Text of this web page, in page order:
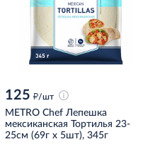
125 д/шт
METRO Chef Лепешка
мексиканская Тортилья 23-
25см (69г x 5шт), 345г